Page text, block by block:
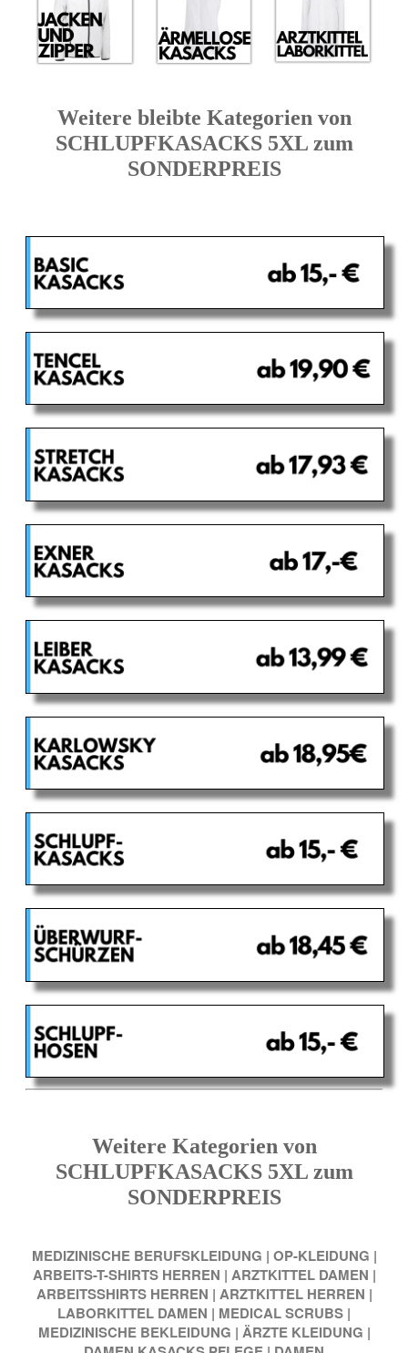
Weitere bleibte Kategorien von
SCHLUPFKASACKS 5XL zum
SONDERPREIS
Weitere Kategorien von
SCHLUPFKASACKS 5XL zum
SONDERPREIS
MEDIZINISCHE BERUFSKLEIDUNG | OP-KLEIDUNG |
ARBEITS-T-SHIRTS HERREN | ARZTKITTEL DAMEN |
ARBEITSSHIRTS HERREN | ARZTKITTEL HERREN |
LABORKITTEL DAMEN | MEDICAL SCRUBS |
MEDIZINISCHE BEKLEIDUNG | ÄRZTE KLEIDUNG |